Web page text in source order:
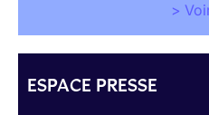
>
ESPACE PRESSE